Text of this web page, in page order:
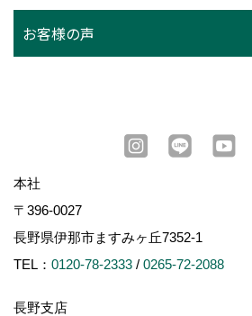
お客様の声
本社
〒396-0027
長野県伊那市ますみヶ丘7352-1
TEL： 0120-78-2333 / 0265-72-2088
長野支店